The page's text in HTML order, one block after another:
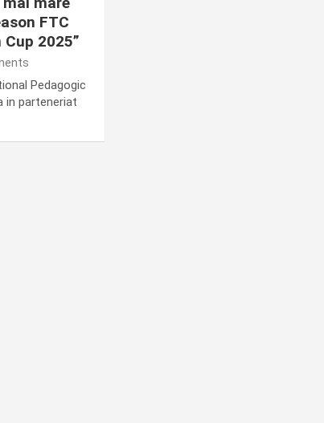
FTC
2025”
Pedagogic
in parteneriat